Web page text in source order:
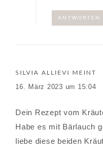
ANTWORTEN
SILVIA ALLIEVI MEINT
16. März 2023 um 15:04
Dein Rezept vom
Habe es mit Bärlauch
liebe diese beiden